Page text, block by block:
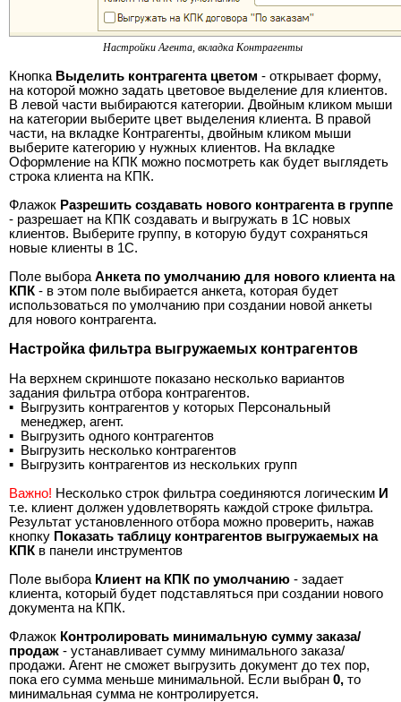
Настройки Агента, вкладка Контрагенты
Кнопка Выделить контрагента цветом - открывает форму,
на которой можно задать цветовое выделение для клиентов.
В левой части выбираются категории. Двойным кликом мыши
на категории выберите цвет выделения клиента. В правой
части, на вкладке Контрагенты, двойным кликом мыши
выберите категорию у нужных клиентов. На вкладке
Оформление на КПК можно посмотреть как будет выглядеть
строка клиента на КПК.
Флажок Разрешить создавать нового контрагента в группе
- разрешает на КПК создавать и выгружать в 1С новых
клиентов. Выберите группу, в которую будут сохраняться
новые клиенты в 1С.
Поле выбора Анкета по умолчанию для нового клиента на
КПК - в этом поле выбирается анкета, которая будет
использоваться по умолчанию при создании новой анкеты
для нового контрагента.
Настройка фильтра выгружаемых контрагентов
На верхнем скриншоте показано несколько вариантов
задания фильтра отбора контрагентов.
▪
Выгрузить контрагентов у которых Персональный
менеджер, агент.
▪
Выгрузить одного контрагентов
▪
Выгрузить несколько контрагентов
▪
Выгрузить контрагентов из нескольких групп
Важно! Несколько строк фильтра соединяются логическим И
т.е. клиент должен удовлетворять каждой строке фильтра.
Результат установленного отбора можно проверить, нажав
кнопку Показать таблицу контрагентов выгружаемых на
КПК в панели инструментов
Поле выбора Клиент на КПК по умолчанию - задает
клиента, который будет подставляться при создании нового
документа на КПК.
Флажок Контролировать минимальную сумму заказа/
продаж - устанавливает сумму минимального заказа/
продажи. Агент не сможет выгрузить документ до тех пор,
пока его сумма меньше минимальной. Если выбран 0, то
минимальная сумма не контролируется.